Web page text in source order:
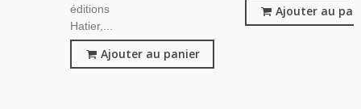
éditions
Hatier,...
Ajouter au panier
Ajouter au